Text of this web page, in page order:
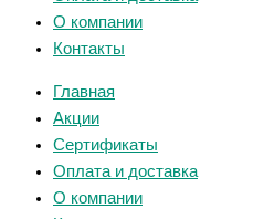
О компании
Контакты
Главная
Акции
Сертификаты
Оплата и доставка
О компании